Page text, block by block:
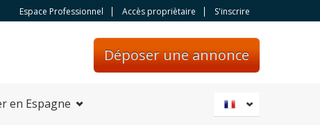
Espace Professionnel Accès propriètaire S'inscrire
Déposer une annonce
en Espagne